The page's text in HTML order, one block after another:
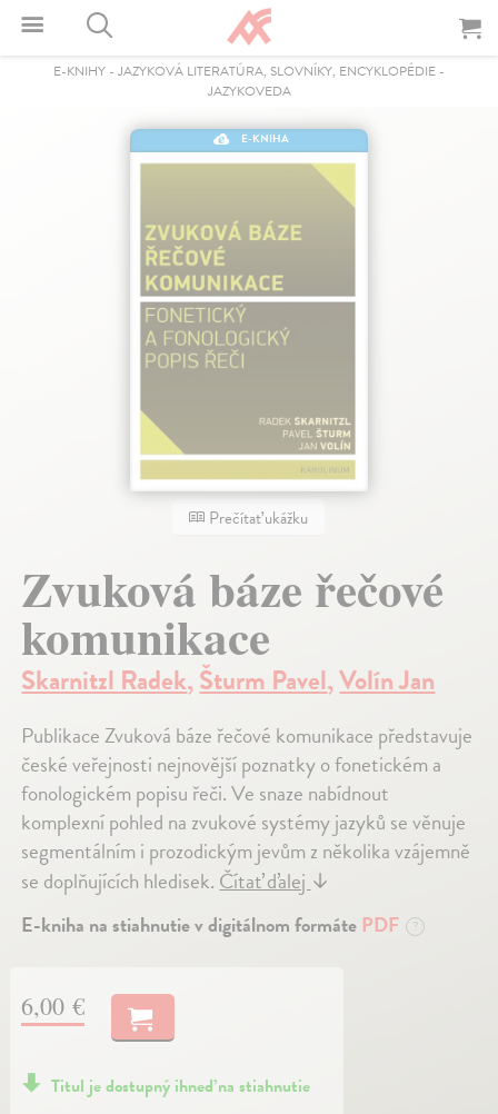
E-KNIHY - JAZYKOVÁ LITERATÚRA, SLOVNÍKY, ENCYKLOPÉDIE -
JAZYKOVEDA
E-KNIHA
Prečítať ukážku
Zvuková báze řečové
komunikace
Skarnitzl Radek,Šturm Pavel,Volín Jan
Publikace Zvuková báze řečové komunikace představuje
české veřejnosti nejnovější poznatky o fonetickém a
fonologickém popisu řeči. Ve snaze nabídnout
komplexní pohled na zvukové systémy jazyků se věnuje
segmentálním i prozodickým jevům z několika vzájemně
se doplňujících hledisek.Čítať ďalej↓
E-kniha na stiahnutie v digitálnom formáte PDF ?
6,00 €
Titul je dostupný ihneď na stiahnutie